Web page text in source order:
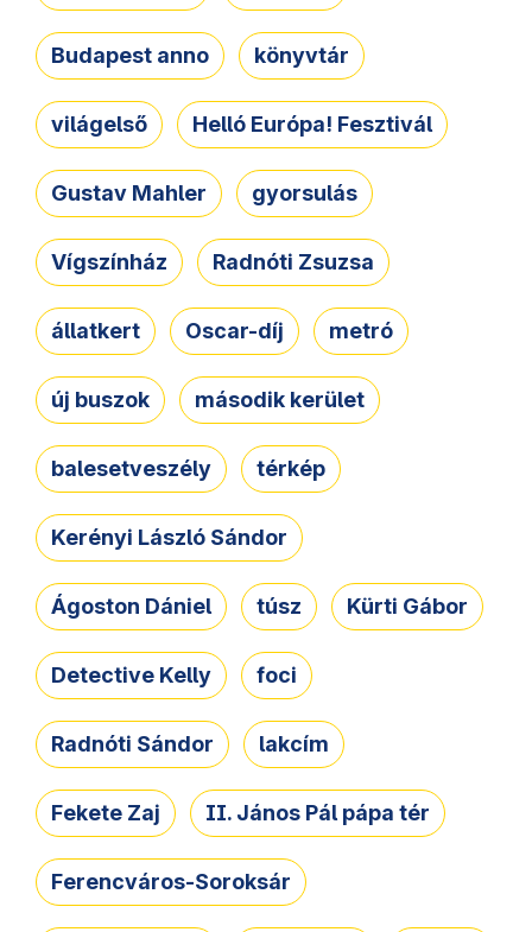
Budapest anno könyvtár
világelső Helló Európa! Fesztivál
Gustav Mahler gyorsulás
Vígszínház Radnóti Zsuzsa
állatkert Oscar-díj metró
új buszok második kerület
balesetveszély térkép
Kerényi László Sándor
Ágoston Dániel túsz Kürti Gábor
Detective Kelly foci
Radnóti Sándor lakcím
Fekete Zaj II. János Pál pápa tér
Ferencváros-Soroksár